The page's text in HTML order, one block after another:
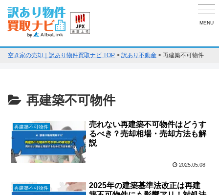
MENU
空き家の売却｜訳あり物件買取ナビ TOP > 訳あり不動産 > 再建築不可物件
再建築不可物件
再建築不可物件
売れない再建築不可物件はどうす
るべき？売却相場・売却方法も解
説
2025.05.08
再建築不可物件
2025年の建築基準法改正は再建